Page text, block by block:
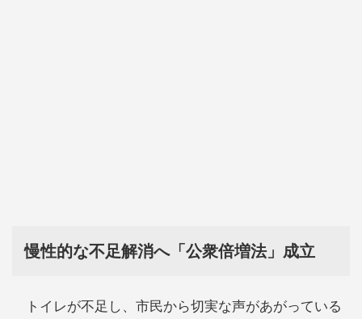
慢性的な不足解消へ「公衆倍増法」成立
トイレが不足し、市民から切実な声があがっている